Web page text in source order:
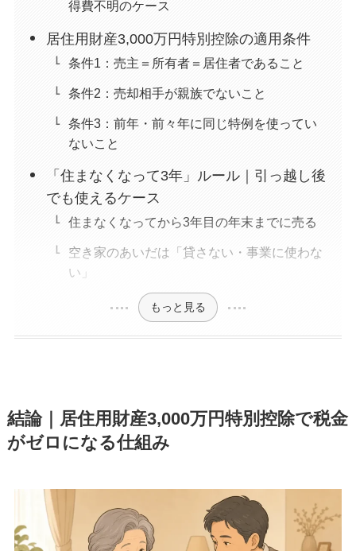
得費不明のケース
居住用財産3,000万円特別控除の適用条件
条件1：売主＝所有者＝居住者であること
条件2：売却相手が親族でないこと
条件3：前年・前々年に同じ特例を使ってい
ないこと
「住まなくなって3年」ルール｜引っ越し後
でも使えるケース
住まなくなってから3年目の年末までに売る
空き家のあいだは「貸さない・事業に使わな
い」
もっと見る
結論｜居住用財産3,000万円特別控除で税金
がゼロになる仕組み